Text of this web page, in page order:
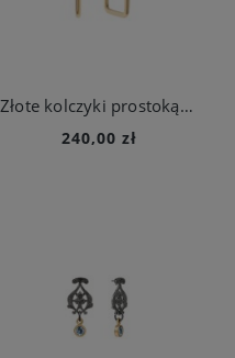
Złote kolczyki prostokąty Basic
240,00 zł